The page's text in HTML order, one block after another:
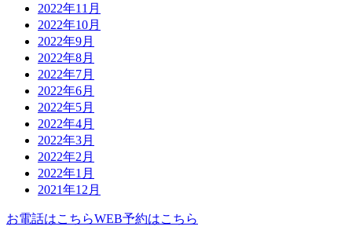
2022年11月
2022年10月
2022年9月
2022年8月
2022年7月
2022年6月
2022年5月
2022年4月
2022年3月
2022年2月
2022年1月
2021年12月
お電話はこちらWEB予約はこちら